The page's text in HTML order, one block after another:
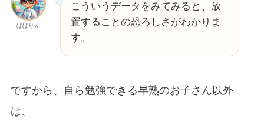
ぱぱりん
こういうデータをみてみると、放
置することの恐ろしさがわかりま
す。
ですから、自ら勉強できる早熟のお子さん以外
は、